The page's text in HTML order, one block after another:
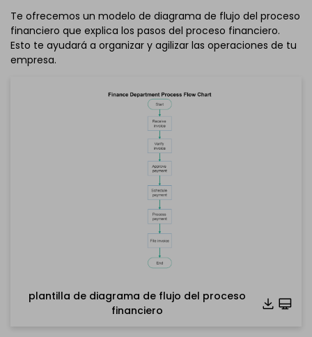
Te ofrecemos un modelo de diagrama de flujo del proceso
financiero que explica los pasos del proceso financiero.
Esto te ayudará a organizar y agilizar las operaciones de tu
empresa.
plantilla de diagrama de flujo del proceso
financiero